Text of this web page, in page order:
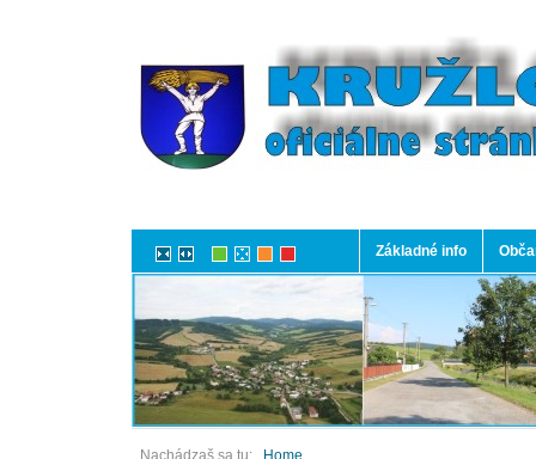
Základné info
Nachádzaš sa tu: Home